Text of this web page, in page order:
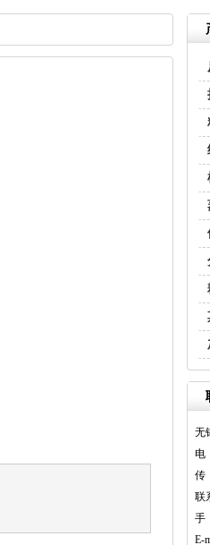
无
电
传
联
手
E-